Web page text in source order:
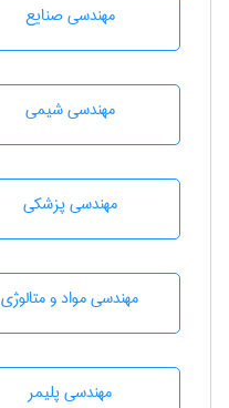
مهندسی صنايع
مهندسي شيمی
مهندسی پزشکی
مهندسی مواد و متالوژی
مهندسی پليمر